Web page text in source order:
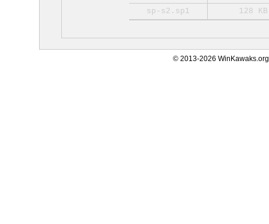
sp-s2.sp1
128 KB
© 2013-2026